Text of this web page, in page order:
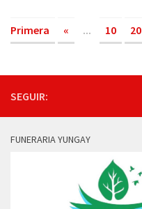
Primera
« ... 10 20
SEGUIR:
FUNERARIA YUNGAY